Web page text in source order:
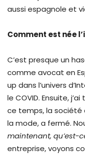
aussi espagnole et
Comment est née
C’est presque un
comme avocat en
up dans l’univers
le COVID. Ensuite,
ce temps, la société
la mode, a fermé.
maintenant, qu’est-
entreprise, voyons